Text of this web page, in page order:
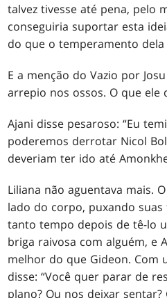
talvez tivesse até pena, pelo
conseguiria suportar esta
do que o temperamento
E a menção do Vazio por
arrepio nos ossos. O que ele
Ajani disse pesaroso: “Eu
poderemos derrotar Nicol
deveriam ter ido até
Liliana não aguentava mais.
lado do corpo, puxando
tanto tempo depois de tê-lo
briga raivosa com alguém, e
melhor do que Gideon. Com
disse: “Você quer parar de
plano? Ou nos deixar